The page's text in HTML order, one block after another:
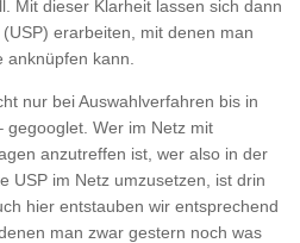
Mit dieser Klarheit lassen sich dann
erarbeiten, mit denen man
kann.
nur bei Auswahlverfahren bis in
gegooglet. Wer im Netz mit
anzutreffen ist, wer also in der
USP im Netz umzusetzen, ist drin
hier entstauben wir entsprechend
man zwar gestern noch was